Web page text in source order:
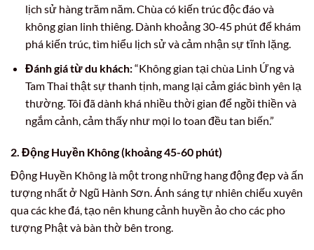
lịch sử hàng trăm năm. Chùa có kiến trúc độc đáo và
không gian linh thiêng. Dành khoảng 30-45 phút để khám
phá kiến trúc, tìm hiểu lịch sử và cảm nhận sự tĩnh lặng.
Đánh giá từ du khách:“Không gian tại chùa Linh Ứng và
Tam Thai thật sự thanh tịnh, mang lại cảm giác bình yên lạ
thường. Tôi đã dành khá nhiều thời gian để ngồi thiền và
ngắm cảnh, cảm thấy như mọi lo toan đều tan biến.”
2. Động Huyền Không (khoảng 45-60 phút)
Động Huyền Không là một trong những hang động đẹp và ấn
tượng nhất ở Ngũ Hành Sơn. Ánh sáng tự nhiên chiếu xuyên
qua các khe đá, tạo nên khung cảnh huyền ảo cho các pho
tượng Phật và bàn thờ bên trong.